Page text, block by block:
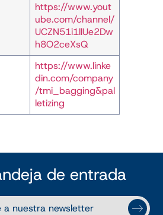
https://www.yout
ube.com/channel/
UCZN51i1llUe2Dw
h8O2ceXsQ
https://www.linke
din.com/company
/tmi_bagging&pal
letizing
de entrada
a nuestra newsletter